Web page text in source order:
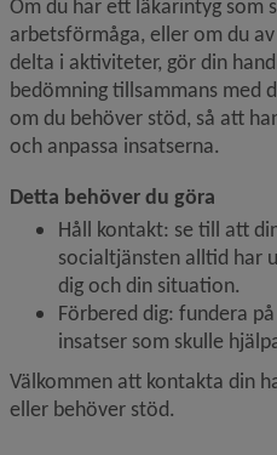
Om du har ett läkarintyg som
arbetsförmåga, eller om du
delta i aktiviteter, gör din
bedömning tillsammans med
om du behöver stöd, så att
och anpassa insatserna.
Detta behöver du göra
Håll kontakt: se till att
socialtjänsten alltid har
dig och din situation.
Förbered dig: fundera
insatser som skulle
Välkommen att kontakta din
eller behöver stöd.